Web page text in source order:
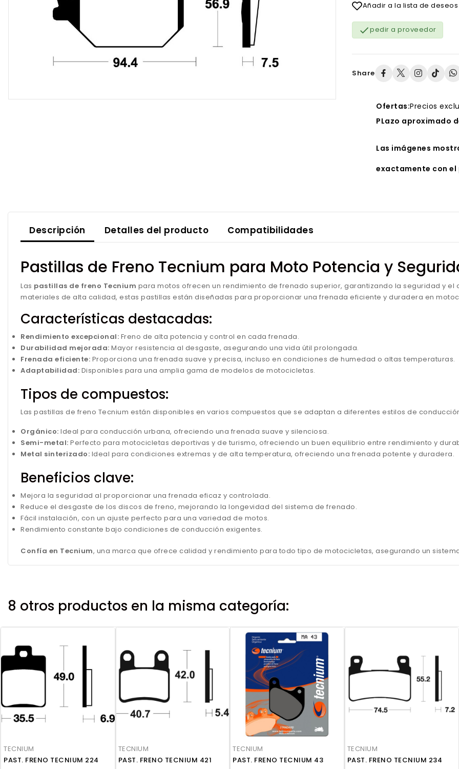
Añadir a la lista de deseos
pedir a proveedor
Share
Ofertas:Precios
PLazo aproximado
Las imágenes
exactamente con
Descripción Detalles del producto Compatibilidades
Pastillas de Freno Tecnium para Moto Potencia y
Las pastillas de freno Tecnium para motos ofrecen un rendimiento de frenado superior, garantizando la seguridad y el
materiales de alta calidad, estas pastillas están diseñadas para proporcionar una frenada eficiente y duradera en
Características destacadas:
Rendimiento excepcional: Freno de alta potencia y control en cada frenada.
Durabilidad mejorada: Mayor resistencia al desgaste, asegurando una vida útil prolongada.
Frenada eficiente: Proporciona una frenada suave y precisa, incluso en condiciones de humedad o altas temperaturas.
Adaptabilidad: Disponibles para una amplia gama de modelos de motocicletas.
Tipos de compuestos:
Las pastillas de freno Tecnium están disponibles en varios compuestos que se adaptan a diferentes estilos de
Orgánico: Ideal para conducción urbana, ofreciendo una frenada suave y silenciosa.
Semi-metal: Perfecto para motocicletas deportivas y de turismo, ofreciendo un buen equilibrio entre rendimiento y
Metal sinterizado: Ideal para condiciones extremas y de alta temperatura, ofreciendo una frenada potente y duradera.
Beneficios clave:
Mejora la seguridad al proporcionar una frenada eficaz y controlada.
Reduce el desgaste de los discos de freno, mejorando la longevidad del sistema de frenado.
Fácil instalación, con un ajuste perfecto para una variedad de motos.
Rendimiento constante bajo condiciones de conducción exigentes.
Confía en Tecnium, una marca que ofrece calidad y rendimiento para todo tipo de motocicletas, asegurando un
8 otros productos en la misma categoría:
TECNIUM
PAST. FRENO TECNIUM 224
TECNIUM
PAST. FRENO TECNIUM 421
TECNIUM
PAST. FRENO TECNIUM 43
TECNIUM
PAST. FRENO TECNIUM 234